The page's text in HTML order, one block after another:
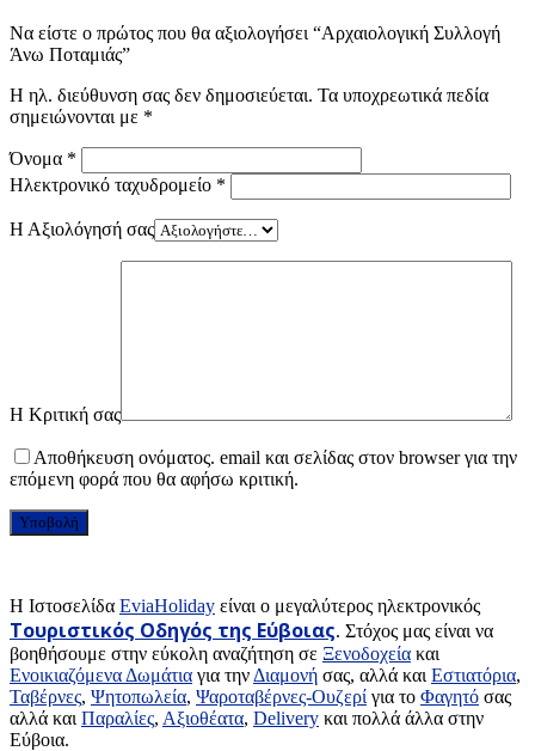
Να είστε ο πρώτος που θα αξιολογήσει “Αρχαιολογική Συλλογή
Άνω Ποταμιάς”
Η ηλ. διεύθυνση σας δεν δημοσιεύεται. Τα υποχρεωτικά πεδία
σημειώνονται με *
Όνομα *
Ηλεκτρονικό ταχυδρομείο *
Η Αξιολόγησή σας
Η Κριτική σας
Αποθήκευση ονόματος. email και σελίδας στον browser για την
επόμενη φορά που θα αφήσω κριτική.
H Ιστοσελίδα EviaHoliday είναι ο μεγαλύτερος ηλεκτρονικός
Τουριστικός Οδηγός της Εύβοιας. Στόχος μας είναι να
βοηθήσουμε στην εύκολη αναζήτηση σε Ξενοδοχεία και
Ενοικιαζόμενα Δωμάτια για την Διαμονή σας, αλλά και Εστιατόρια,
Ταβέρνες, Ψητοπωλεία, Ψαροταβέρνες-Ουζερί για το Φαγητό σας
αλλά και Παραλίες, Αξιοθέατα, Delivery και πολλά άλλα στην
Εύβοια.